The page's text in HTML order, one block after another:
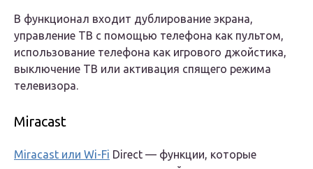
В функционал входит дублирование экрана,
управление ТВ с помощью телефона как пультом,
использование телефона как игрового джойстика,
выключение ТВ или активация спящего режима
телевизора.
Miracast
Miracast или Wi-Fi Direct — функции, которые